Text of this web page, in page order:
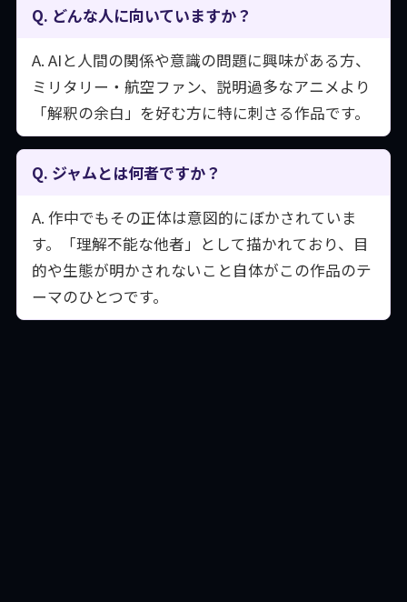
Q. どんな人に向いていますか？
A. AIと人間の関係や意識の問題に興味がある方、
ミリタリー・航空ファン、説明過多なアニメより
「解釈の余白」を好む方に特に刺さる作品です。
Q. ジャムとは何者ですか？
A. 作中でもその正体は意図的にぼかされていま
す。「理解不能な他者」として描かれており、目
的や生態が明かされないこと自体がこの作品のテ
ーマのひとつです。